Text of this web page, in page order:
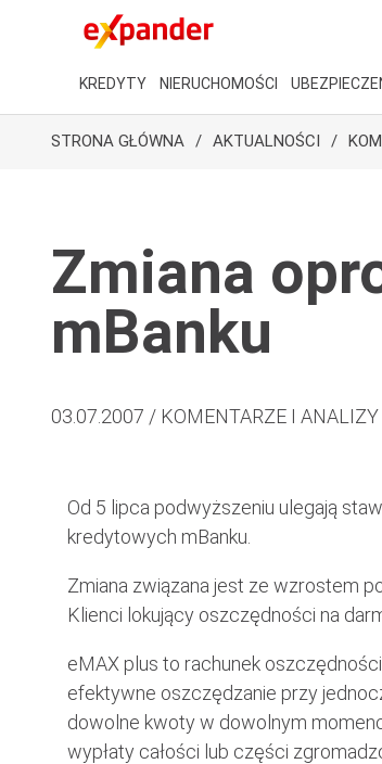
KREDYTY NIERUCHOMOŚCI
STRONA GŁÓWNA AKTUALNOŚCI
Zmiana
mBanku
03.07.2007 / KOMENTARZE I ANALIZY
Od 5 lipca podwyższeniu ulegają
kredytowych mBanku.
Zmiana związana jest ze wzrostem
Klienci lokujący oszczędności na
eMAX plus to rachunek
efektywne oszczędzanie przy
dowolne kwoty w dowolnym
wypłaty całości lub części